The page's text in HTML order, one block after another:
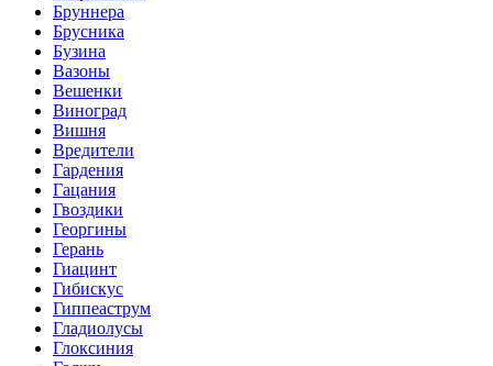
Бруннера
Брусника
Бузина
Вазоны
Вешенки
Виноград
Вишня
Вредители
Гардения
Гацания
Гвоздики
Георгины
Герань
Гиацинт
Гибискус
Гиппеаструм
Гладиолусы
Глоксиния